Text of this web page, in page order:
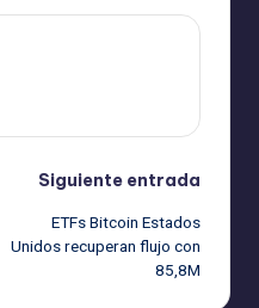
Siguiente entrada
ETFs Bitcoin Estados
Unidos recuperan flujo con
85,8M